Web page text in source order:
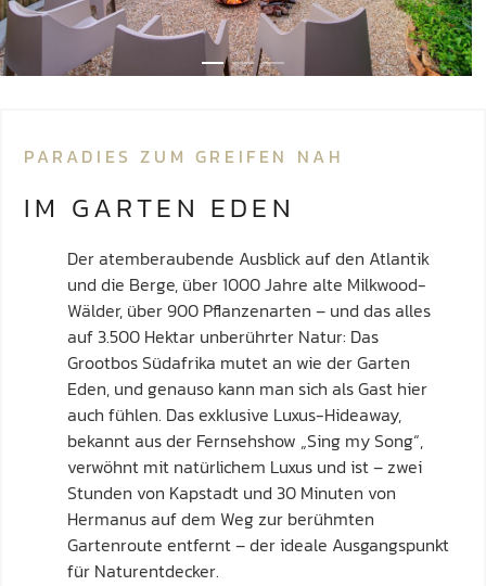
PARADIES ZUM GREIFEN NAH
IM GARTEN EDEN
Der atemberaubende Ausblick auf den Atlantik
und die Berge, über 1000 Jahre alte Milkwood-
Wälder, über 900 Pflanzenarten – und das alles
auf 3.500 Hektar unberührter Natur: Das
Grootbos Südafrika mutet an wie der Garten
Eden, und genauso kann man sich als Gast hier
auch fühlen. Das exklusive Luxus-Hideaway,
bekannt aus der Fernsehshow „Sing my Song“,
verwöhnt mit natürlichem Luxus und ist – zwei
Stunden von Kapstadt und 30 Minuten von
Hermanus auf dem Weg zur berühmten
Gartenroute entfernt – der ideale Ausgangspunkt
für Naturentdecker.